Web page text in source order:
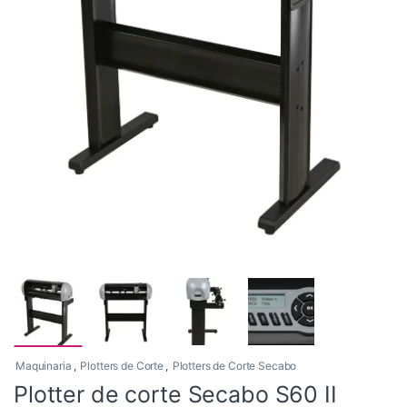
Maquinaria , Plotters de Corte , Plotters de Corte Secabo
Plotter de corte Secabo S60 II